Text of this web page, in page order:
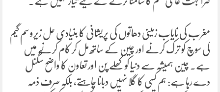
مغرب کی نایاب زمینی دھاتوں کی پریشانی کا بنیادی حل زیرو سم گیم
کی سوچ کو ترک کرنے اور چین کے ساتھ مل کر کام کرنے میں
ہے۔ چین ہمیشہ سے دنیا کو کھلے پن اور تعاون کا واضح سگنل
دے رہا ہے: ہم کسی کا گلا نہیں دبانا چاہتے، بلکہ صرف ذمہ